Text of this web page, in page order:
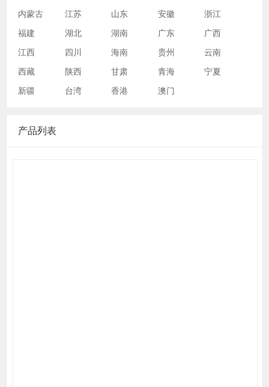
内蒙古
江苏 山东 安徽
浙江
福建
湖北 湖南 广东
广西
江西
四川 海南 贵州
云南
西藏
陕西 甘肃 青海
宁夏
新疆
台湾 香港 澳门
产品列表